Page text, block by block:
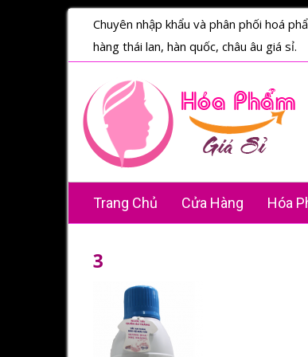
Chuyên nhập khẩu và phân phối hoá
hàng thái lan, hàn quốc, châu âu giá sỉ.
Trang Chủ Cửa Hàng Hóa
3